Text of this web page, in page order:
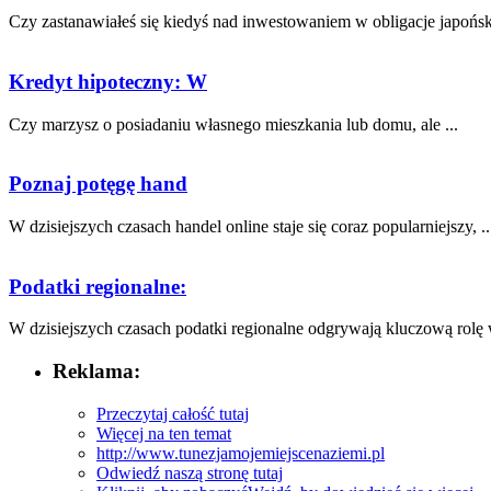
Czy zastanawiałeś ‌się ⁣kiedyś nad inwestowaniem w obligacje
Kredyt hipoteczny: W
Czy‍ marzysz o posiadaniu⁣ własnego mieszkania lub domu, ale ...
Poznaj potęgę hand
W dzisiejszych czasach⁢ handel online staje się coraz‍ popularniejszy,
Podatki regionalne:
W dzisiejszych ⁣czasach podatki​ regionalne odgrywają kluczową rolę
Reklama:
Przeczytaj całość tutaj
Więcej na ten temat
http://www.tunezjamojemiejscenaziemi.pl
Odwiedź naszą stronę tutaj